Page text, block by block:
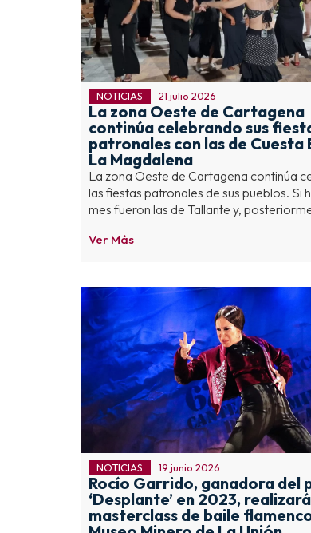
NOTICIAS 21 julio 2026
La zona Oeste de Cartagena
continúa celebrando sus
patronales con las de Cuesta
La Magdalena
La zona Oeste de Cartagena continúa
las fiestas patronales de sus pueblos. Si
mes fueron las de Tallante y,
Ver Más
NOTICIAS 19 junio 2026
Rocío Garrido, ganadora del
‘Desplante’ en 2023,
masterclass de baile